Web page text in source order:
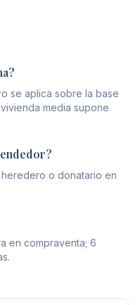
se aplica sobre la base
media supone
o donatario en
en compraventa; 6